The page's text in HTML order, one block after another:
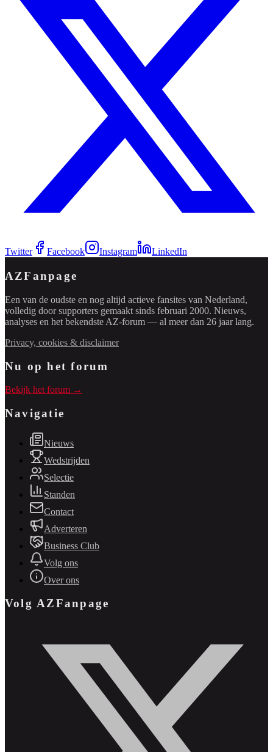
Twitter Facebook Instagram LinkedIn
AZFanpage
Een van de oudste en nog altijd actieve fansites van Nederland,
volledig door supporters gemaakt sinds februari 2000. Nieuws,
analyses en het bekendste AZ-forum — al meer dan 26 jaar lang.
Privacy, cookies & disclaimer
Nu op het forum
Bekijk het forum →
Navigatie
Nieuws
Wedstrijden
Selectie
Standen
Contact
Adverteren
Business Club
Volg ons
Over ons
Volg AZFanpage